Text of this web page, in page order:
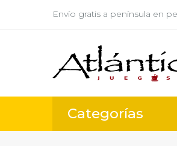
Envío gratis a península en
Categorías